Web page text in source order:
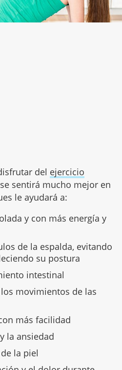
del ejercicio
se sentirá mucho mejor en
le ayudará a:
y con más energía y
de la espalda, evitando
su postura
intestinal
movimientos de las
más facilidad
la ansiedad
la piel